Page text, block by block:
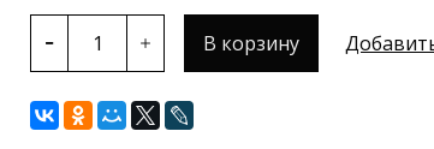
В корзину